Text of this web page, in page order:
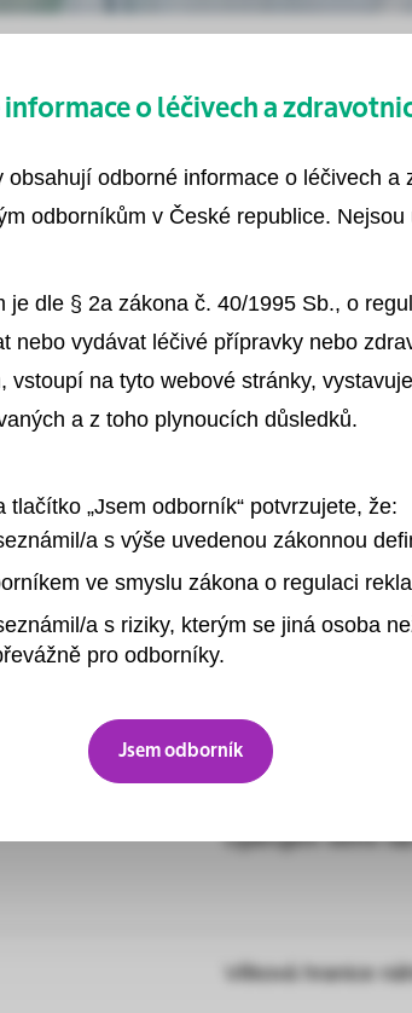
osobnosti, které byste v našem
Operujem veľmi
Věková hranice
o léčivech a
obsahují odborné informace o léčivech
odborníkům v České republice.
je dle § 2a zákona č. 40/1995 Sb., o
nebo vydávat léčivé přípravky nebo
vstoupí na tyto webové stránky,
a z toho plynoucích důsledků.
tlačítko „Jsem odborník“ potvrzujete, že:
a s výše uvedenou zákonnou
ve smyslu zákona o regulaci
a s riziky, kterým se jiná osoba
pro odborníky.
Jsem odborník